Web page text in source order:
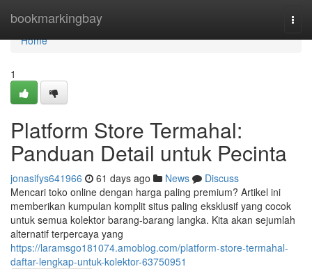
bookmarkingbay
Home
Home
1
Platform Store Termahal:
Panduan Detail untuk Pecinta
jonasifys641966 61 days ago News
Discuss
Mencari toko online dengan harga paling premium? Artikel ini
memberikan kumpulan komplit situs paling eksklusif yang cocok
untuk semua kolektor barang-barang langka. Kita akan sejumlah
alternatif terpercaya yang
https://laramsgo181074.amoblog.com/platform-store-termahal-
daftar-lengkap-untuk-kolektor-63750951